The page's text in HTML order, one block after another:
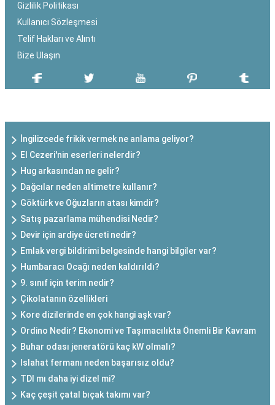
Gizlilik Politikası
Kullanıcı Sözleşmesi
Telif Hakları ve Alıntı
Bize Ulaşın
İngilizcede frikik vermek ne anlama geliyor?
El Cezeri'nin eserleri nelerdir?
Hug arkasından ne gelir?
Dağcılar neden altimetre kullanır?
Göktürk ve Oğuzların atası kimdir?
Satış pazarlama mühendisi Nedir?
Devir için ardiye ücreti nedir?
Emlak vergi bildirimi belgesinde hangi bilgiler var?
Humbaracı Ocağı neden kaldırıldı?
9. sınıf için terim nedir?
Çikolatanın özellikleri
Kore dizilerinde en çok hangi aşk var?
Ordino Nedir? Ekonomi ve Taşımacılıkta Önemli Bir Kavram
Buhar odası jeneratörü kaç kW olmalı?
Islahat fermanı neden başarısız oldu?
TDI mı daha iyi dizel mi?
Kaç çeşit çatal bıçak takımı var?